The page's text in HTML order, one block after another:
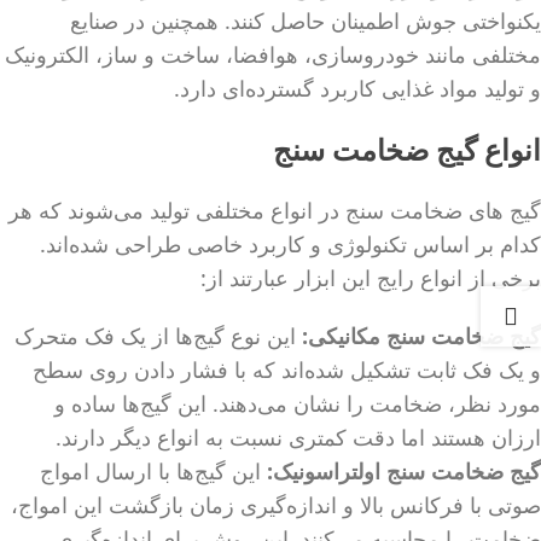
یکنواختی جوش اطمینان حاصل کنند. همچنین در صنایع
مختلفی مانند خودروسازی، هوافضا، ساخت و ساز، الکترونیک
و تولید مواد غذایی کاربرد گسترده‌ای دارد.
انواع گیج ضخامت سنج
گیج‌ های ضخامت سنج در انواع مختلفی تولید می‌شوند که هر
کدام بر اساس تکنولوژی و کاربرد خاصی طراحی شده‌اند.
برخی از انواع رایج این ابزار عبارتند از:
گیج ضخامت سنج مکانیکی: این نوع گیج‌ها از یک فک متحرک
و یک فک ثابت تشکیل شده‌اند که با فشار دادن روی سطح
مورد نظر، ضخامت را نشان می‌دهند. این گیج‌ها ساده و
ارزان هستند اما دقت کمتری نسبت به انواع دیگر دارند.
گیج ضخامت سنج اولتراسونیک: این گیج‌ها با ارسال امواج
صوتی با فرکانس بالا و اندازه‌گیری زمان بازگشت این امواج،